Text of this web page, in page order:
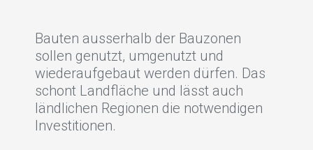
Bauten ausserhalb der Bauzonen
sollen genutzt, umgenutzt und
wiederaufgebaut werden dürfen. Das
schont Landfläche und lässt auch
ländlichen Regionen die notwendigen
Investitionen.